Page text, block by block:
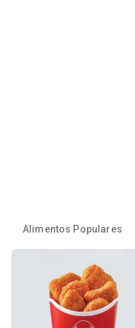
Alimentos Populares